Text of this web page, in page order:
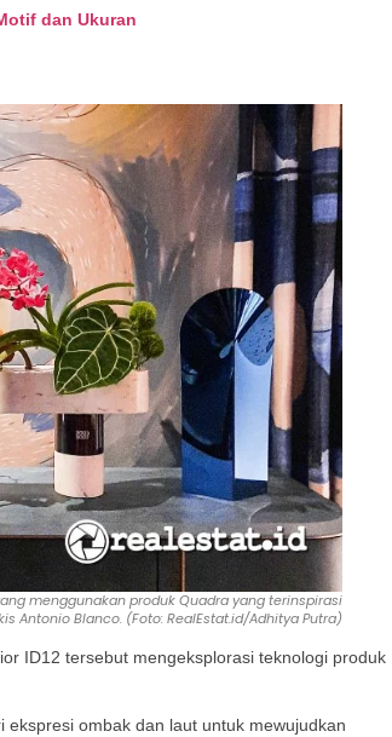
dan Ukuran
menggunakan produk Quadra yang terinspirasi
Antonio Blanco. (Foto: RealEstat.id/Adhitya Putra)
ID12 tersebut mengeksplorasi teknologi produk
ombak dan laut untuk mewujudkan